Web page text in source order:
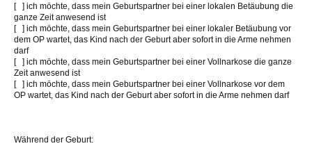
[ ] ich möchte, dass mein Geburtspartner bei einer lokalen Betäubung die
ganze Zeit anwesend ist
[ ] ich möchte, dass mein Geburtspartner bei einer lokaler Betäubung vor
dem OP wartet, das Kind nach der Geburt aber sofort in die Arme nehmen
darf
[ ] ich möchte, dass mein Geburtspartner bei einer Vollnarkose die ganze
Zeit anwesend ist
[ ] ich möchte, dass mein Geburtspartner bei einer Vollnarkose vor dem
OP wartet, das Kind nach der Geburt aber sofort in die Arme nehmen darf
Während der Geburt: